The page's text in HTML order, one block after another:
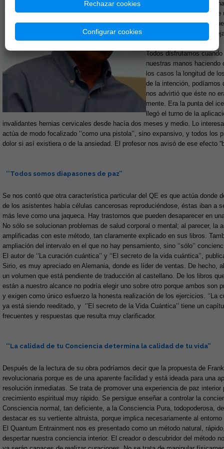
comunes a todos que al
bienestar. Él nos habla
dejas de buscar cosas
que hacer en la QE es
Todos disfrutamos
nuestras manos
los casos la longitud de
de la intención, podíamos
nos advirtió que éste no
mente. Era la punta del
llegó el turno de la
invalidantes hernias cervicales desde hacía dos meses y medio. Lo
actúa de modo focalizado ‘‘como una pistola’’, sino expansivo, y todos
dolor si así existiera o de la ansiedad. El profesor nos avisó de ese efecto
‘‘Todos somos diapasones de paz’’
Se nos contó que otra característica particular del QE es que actúa donde
de los asistentes había células cancerosas reproduciéndose, éstas iban a
más leve como una jaqueca. Hay trastornos que pueden desaparecer en
No sólo se solucionan problemas de salud corporal o mental; al parecer,
amplificadas con este método, tan claramente explicado en sus libros.
ampliación del intervalo en el que no hay pensamiento, sino ‘‘sólo’’
El autor de ‘‘La curación cuántica’’ y ‘‘El secreto de la vida cuántica’’,
Sirio, es muy apreciado en Alemania, donde es líder de ventas. De hecho,
un volumen que está pendiente de traducción al castellano. De los libros
están a nuestro alcance no podría elegir uno sobre otro porque ambos son
y exigen como único esfuerzo la honesta realización de los ejercicios. ‘‘La
ya está siendo reeditado, y ‘’El secreto de la Vida Cuántica’’ tiene un
frecuentes y respuestas que resulta muy clarificador.
‘‘La calidad de tu Conciencia determina la calidad de tu vida’’
Después de la lectura de su obra podríamos decir que la propuesta de
revolucionaria porque es de una aparente facilidad y está ideada para una
resolución inmediatas. Se trata de promover una experiencia de paz interior
crecimiento espiritual muy rápido. Se persigue enseñar a controlar la
Consciencia normal, tan deficiente, a la Consciencia Pura, todopoderosa,
destacar es su vertiente altruista, porque implica necesariamente al
El Quantum Entrainment nos es presentado como un método natural,
despertar nuestra conciencia interior. El creador o descubridor del método
Rechazar cookies
Configurar cookies